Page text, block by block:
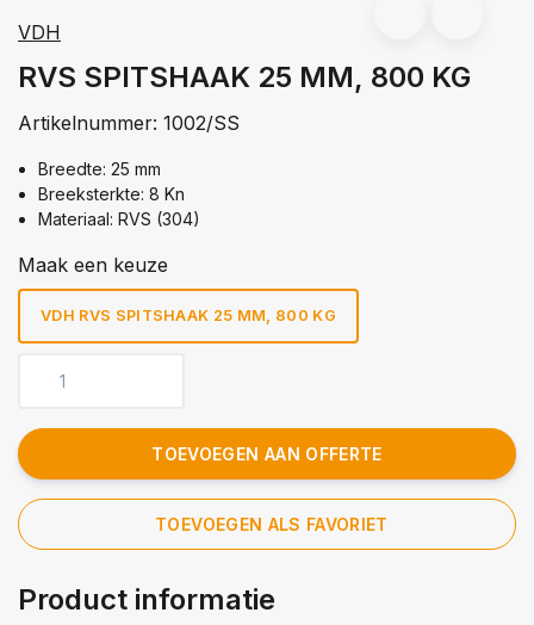
VDH
RVS SPITSHAAK 25 MM, 800 KG
Artikelnummer: 1002/SS
Breedte: 25 mm
Breeksterkte: 8 Kn
Materiaal: RVS (304)
Maak een keuze
VDH RVS SPITSHAAK 25 MM, 800 KG
TOEVOEGEN AAN OFFERTE
TOEVOEGEN ALS FAVORIET
Product informatie